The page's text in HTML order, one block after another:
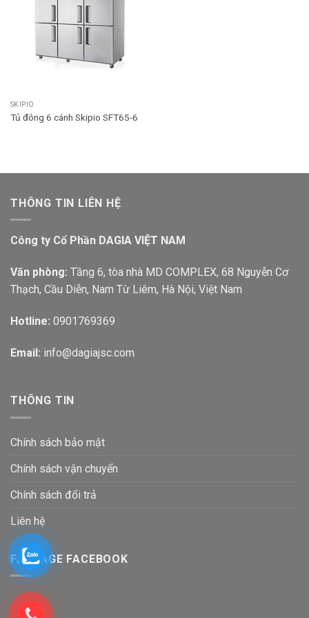
SKIPIO
Tủ đông 6 cánh Skipio SFT65-6
THÔNG TIN LIÊN HỆ
Công ty Cổ Phần DAGIA VIỆT NAM
Văn phòng: Tầng 6, tòa nhà MD COMPLEX, 68 Nguyễn Cơ
Thạch, Cầu Diễn, Nam Từ Liêm, Hà Nội, Việt Nam
Hotline: 0901769369
Email: info@dagiajsc.com
THÔNG TIN
Chính sách bảo mật
Chính sách vận chuyển
Chính sách đổi trả
Liên hệ
FANPAGE FACEBOOK